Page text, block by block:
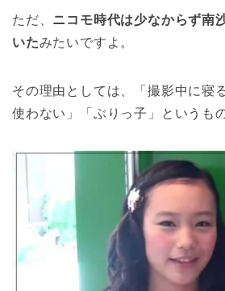
ただ、 ニコモ時代は少なからず南
いたみたいですよ。
その理由としては、「撮影中に寝
使わない」「ぶりっ子」というも